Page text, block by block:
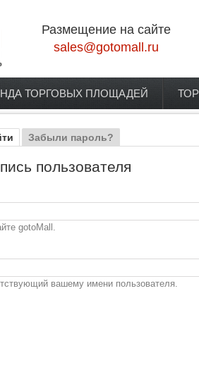
Размещение на сайте
sales@gotomall.ru
ТОРГОВЫХ ПЛОЩАДЕЙ
(активная вкладка)
Забыли пароль?
пользователя
gotoMall.
вашему имени пользователя.